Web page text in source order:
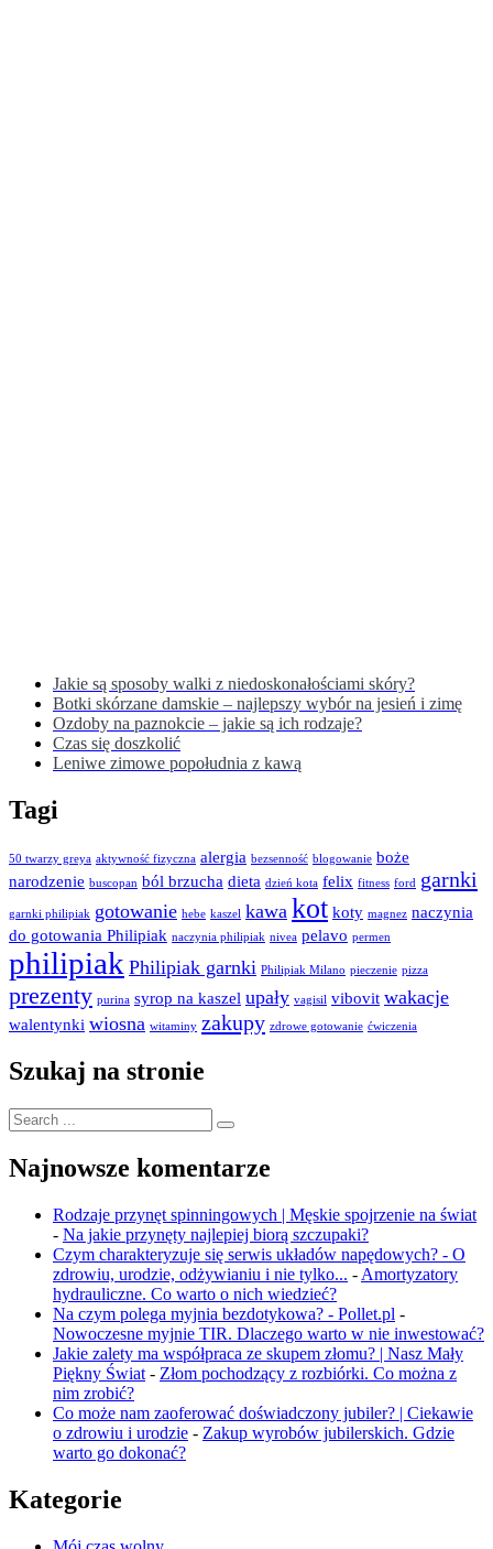
Jakie są sposoby walki z niedoskonałościami skóry?
Botki skórzane damskie – najlepszy wybór na jesień i zimę
Ozdoby na paznokcie – jakie są ich rodzaje?
Czas się doszkolić
Leniwe zimowe popołudnia z kawą
Tagi
50 twarzy greya aktywność fizyczna alergia bezsenność blogowanie boże
narodzenie buscopan ból brzucha dieta dzień kota felix fitness ford garnki
garnki philipiak gotowanie hebe kaszel kawa kot koty magnez naczynia
do gotowania Philipiak naczynia philipiak nivea pelavo permen
philipiak Philipiak garnki Philipiak Milano pieczenie pizza
prezenty purina syrop na kaszel upały vagisil vibovit wakacje
walentynki wiosna witaminy zakupy zdrowe gotowanie ćwiczenia
Szukaj na stronie
Search
for:
Najnowsze komentarze
Rodzaje przynęt spinningowych | Męskie spojrzenie na świat
- Na jakie przynęty najlepiej biorą szczupaki?
Czym charakteryzuje się serwis układów napędowych? - O
zdrowiu, urodzie, odżywianiu i nie tylko... - Amortyzatory
hydrauliczne. Co warto o nich wiedzieć?
Na czym polega myjnia bezdotykowa? - Pollet.pl -
Nowoczesne myjnie TIR. Dlaczego warto w nie inwestować?
Jakie zalety ma współpraca ze skupem złomu? | Nasz Mały
Piękny Świat - Złom pochodzący z rozbiórki. Co można z
nim zrobić?
Co może nam zaoferować doświadczony jubiler? | Ciekawie
o zdrowiu i urodzie - Zakup wyrobów jubilerskich. Gdzie
warto go dokonać?
Kategorie